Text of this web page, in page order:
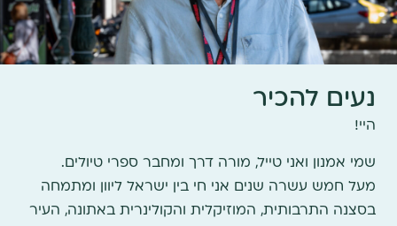
נעים להכיר
היי!
שמי אמנון ואני טייל, מורה דרך ומחבר ספרי טיולים.
מעל חמש עשרה שנים אני חי בין ישראל ליוון ומתמחה
בסצנה התרבותית, המוזיקלית והקולינרית באתונה, העיר